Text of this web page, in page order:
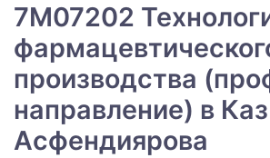
7M07202
производства
направление) в
Асфендиярова